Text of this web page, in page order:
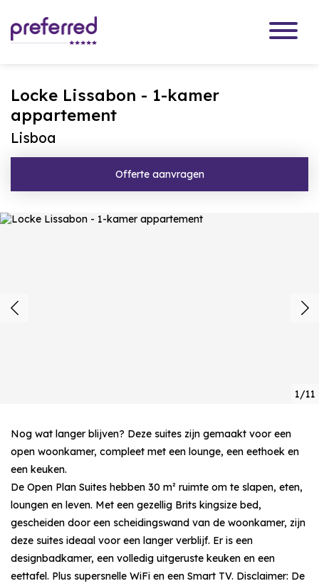
Locke Lissabon - 1-kamer
appartement
Lisboa
Offerte aanvragen
1/11
Nog wat langer blijven? Deze suites zijn gemaakt voor een
open woonkamer, compleet met een lounge, een eethoek en
een keuken.
De Open Plan Suites hebben 30 m² ruimte om te slapen, eten,
loungen en leven. Met een gezellig Brits kingsize bed,
gescheiden door een scheidingswand van de woonkamer, zijn
deze suites ideaal voor een langer verblijf. Er is een
designbadkamer, een volledig uitgeruste keuken en een
eettafel. Plus supersnelle WiFi en een Smart TV. Disclaimer: De